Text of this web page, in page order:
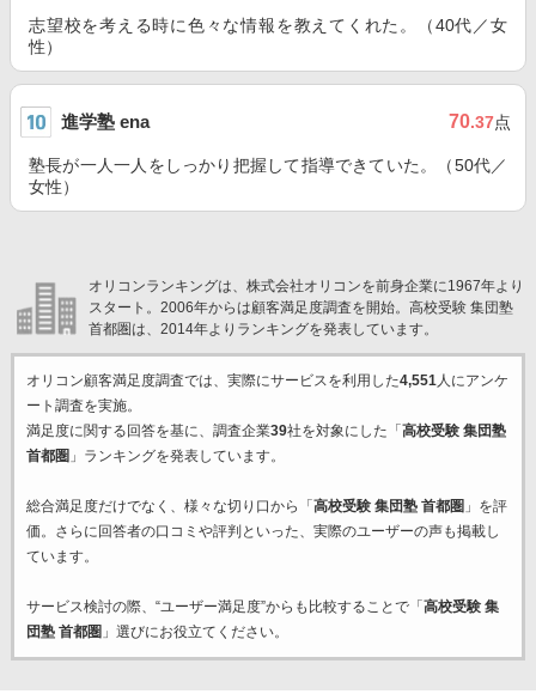
志望校を考える時に色々な情報を教えてくれた。（40代／女
性）
進学塾 ena 70.37点
塾長が一人一人をしっかり把握して指導できていた。（50代／
女性）
オリコンランキングは、株式会社オリコンを前身企業に1967年より
スタート。2006年からは顧客満足度調査を開始。高校受験 集団塾
首都圏は、2014年よりランキングを発表しています。
オリコン顧客満足度調査では、実際にサービスを利用した4,551人にアンケ
ート調査を実施。
満足度に関する回答を基に、調査企業39社を対象にした「 高校受験 集団塾
首都圏 」ランキングを発表しています。
総合満足度だけでなく、様々な切り口から「 高校受験 集団塾 首都圏 」を評
価。さらに回答者の口コミや評判といった、実際のユーザーの声も掲載し
ています。
サービス検討の際、“ユーザー満足度”からも比較することで「 高校受験 集
団塾 首都圏 」選びにお役立てください。